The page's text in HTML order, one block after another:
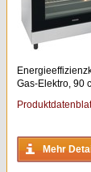
Gas-Elektro, 90
Mehr